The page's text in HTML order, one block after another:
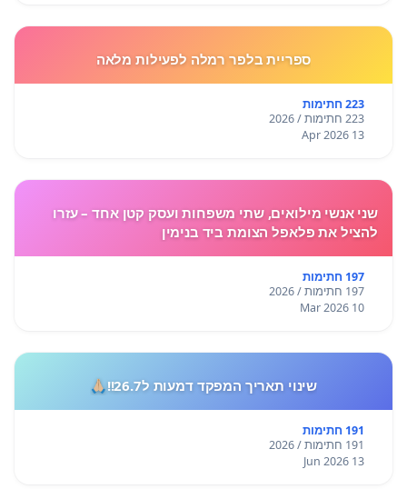
ספריית בלפר רמלה לפעילות מלאה
223 חתימות
223 חתימות / 2026
13 Apr 2026
שני אנשי מילואים, שתי משפחות ועסק קטן אחד – עזרו
להציל את פלאפל הצומת ביד בנימין
197 חתימות
197 חתימות / 2026
10 Mar 2026
שינוי תאריך המפקד דמעות ל26.7!!🙏🏼
191 חתימות
191 חתימות / 2026
13 Jun 2026